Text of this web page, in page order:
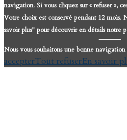
navigation. Si vous cliquez sur « refuser »,
Votre choix est conservé pendant 12 mois.
savoir plus" pour découvrir en détails notre
Nous vous souhaitons une bonne
accepterTout refuserEn savoir